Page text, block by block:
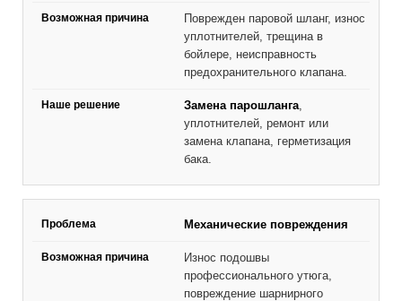
Поврежден паровой шланг, износ
уплотнителей, трещина в
бойлере, неисправность
предохранительного клапана.
Замена парошланга
уплотнителей, ремонт или
замена клапана, герметизация
бака.
Механические повреждения
Износ подошвы
профессионального утюга,
повреждение шарнирного